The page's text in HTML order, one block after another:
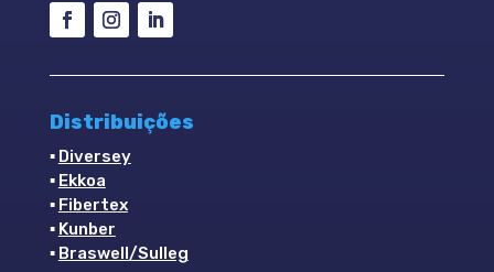
Distribuições
▪ Diversey
▪ Ekkoa
▪ Fibertex
▪ Kunber
▪ Braswell/Sulleg